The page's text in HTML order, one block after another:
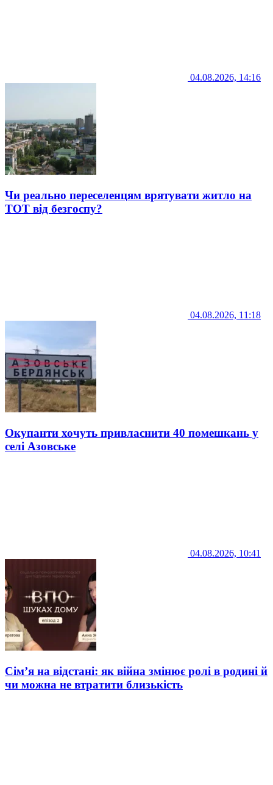
04.08.2026, 14:16
Чи реально переселенцям врятувати житло на
ТОТ від безгоспу?
04.08.2026, 11:18
Окупанти хочуть привласнити 40 помешкань у
селі Азовське
04.08.2026, 10:41
Сім’я на відстані: як війна змінює ролі в родині й
чи можна не втратити близькість